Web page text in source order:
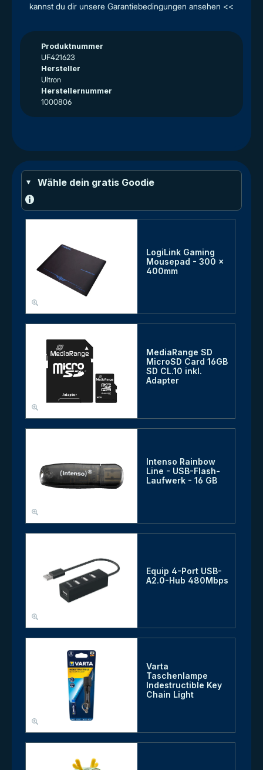
kannst du dir unsere Garantiebedingungen ansehen <<
Produktnummer
UF421623
Hersteller
Ultron
Herstellernummer
1000806
Wähle dein gratis Goodie
LogiLink Gaming
Mousepad - 300 x
400mm
MediaRange SD
MicroSD Card 16GB
SD CL.10 inkl.
Adapter
Intenso Rainbow
Line - USB-Flash-
Laufwerk - 16 GB
Equip 4-Port USB-
A2.0-Hub 480Mbps
Varta
Taschenlampe
Indestructible Key
Chain Light